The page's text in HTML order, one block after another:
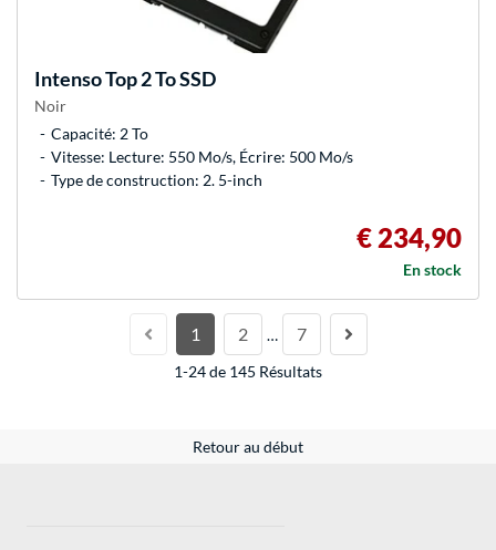
IntensoTop 2 To SSD
Noir
Capacité: 2 To
Vitesse: Lecture: 550 Mo/s, Écrire: 500 Mo/s
Type de construction: 2. 5-inch
€ 234,90
En stock
1 2 … 7
1-24 de 145 Résultats
Retour au début